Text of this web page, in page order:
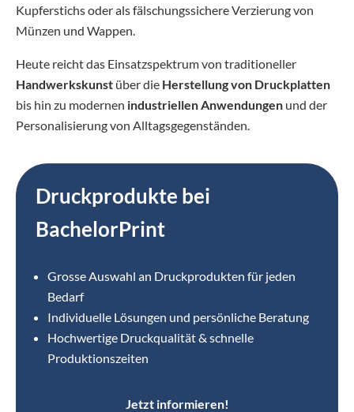
Kupferstichs oder als fälschungssichere Verzierung von
Münzen und Wappen.
Heute reicht das Einsatzspektrum von traditioneller
Handwerkskunst über die Herstellung von Druckplatten
bis hin zu modernen industriellen Anwendungen und der
Personalisierung von Alltagsgegenständen.
Druckprodukte bei
BachelorPrint
Grosse Auswahl an Druckprodukten für jeden
Bedarf
Individuelle Lösungen und persönliche Beratung
Hochwertige Druckqualität & schnelle
Produktionszeiten
Jetzt informieren!